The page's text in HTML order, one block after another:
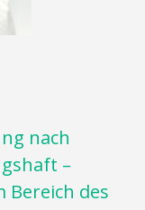
nach
–
Bereich des